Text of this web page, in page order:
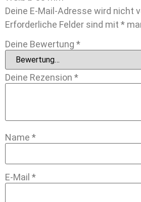
Deine E-Mail-Adresse wird nicht
Erforderliche Felder sind mit *
Deine Bewertung *
Deine Rezension *
Name *
E-Mail *